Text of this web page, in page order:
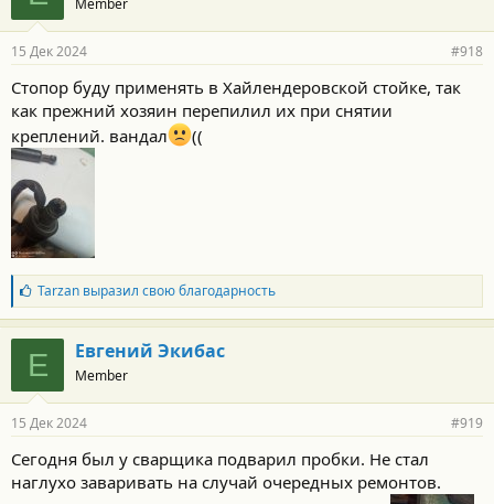
д
а
н
с
т
и
:
15 Дек 2024 #918
Стопор буду применять в Хайлендеровской стойке, так
как прежний хозяин перепилил их при снятии
креплений. вандал
((
Б
л
а
г
о
д
а
н
с
т
Tarzanвыразил свою благодарность
Е Евгений Экибас
Member
15 Дек 2024 #919
Сегодня был у сварщика подварил пробки. Не стал
наглухо заваривать на случай очередных ремонтов.